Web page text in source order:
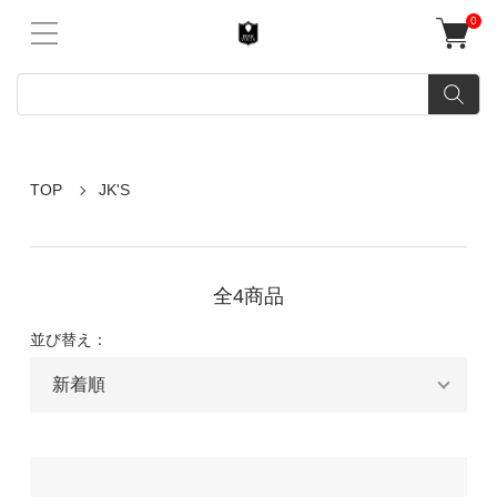
0
TOP JK'S
全4商品
並び替え：